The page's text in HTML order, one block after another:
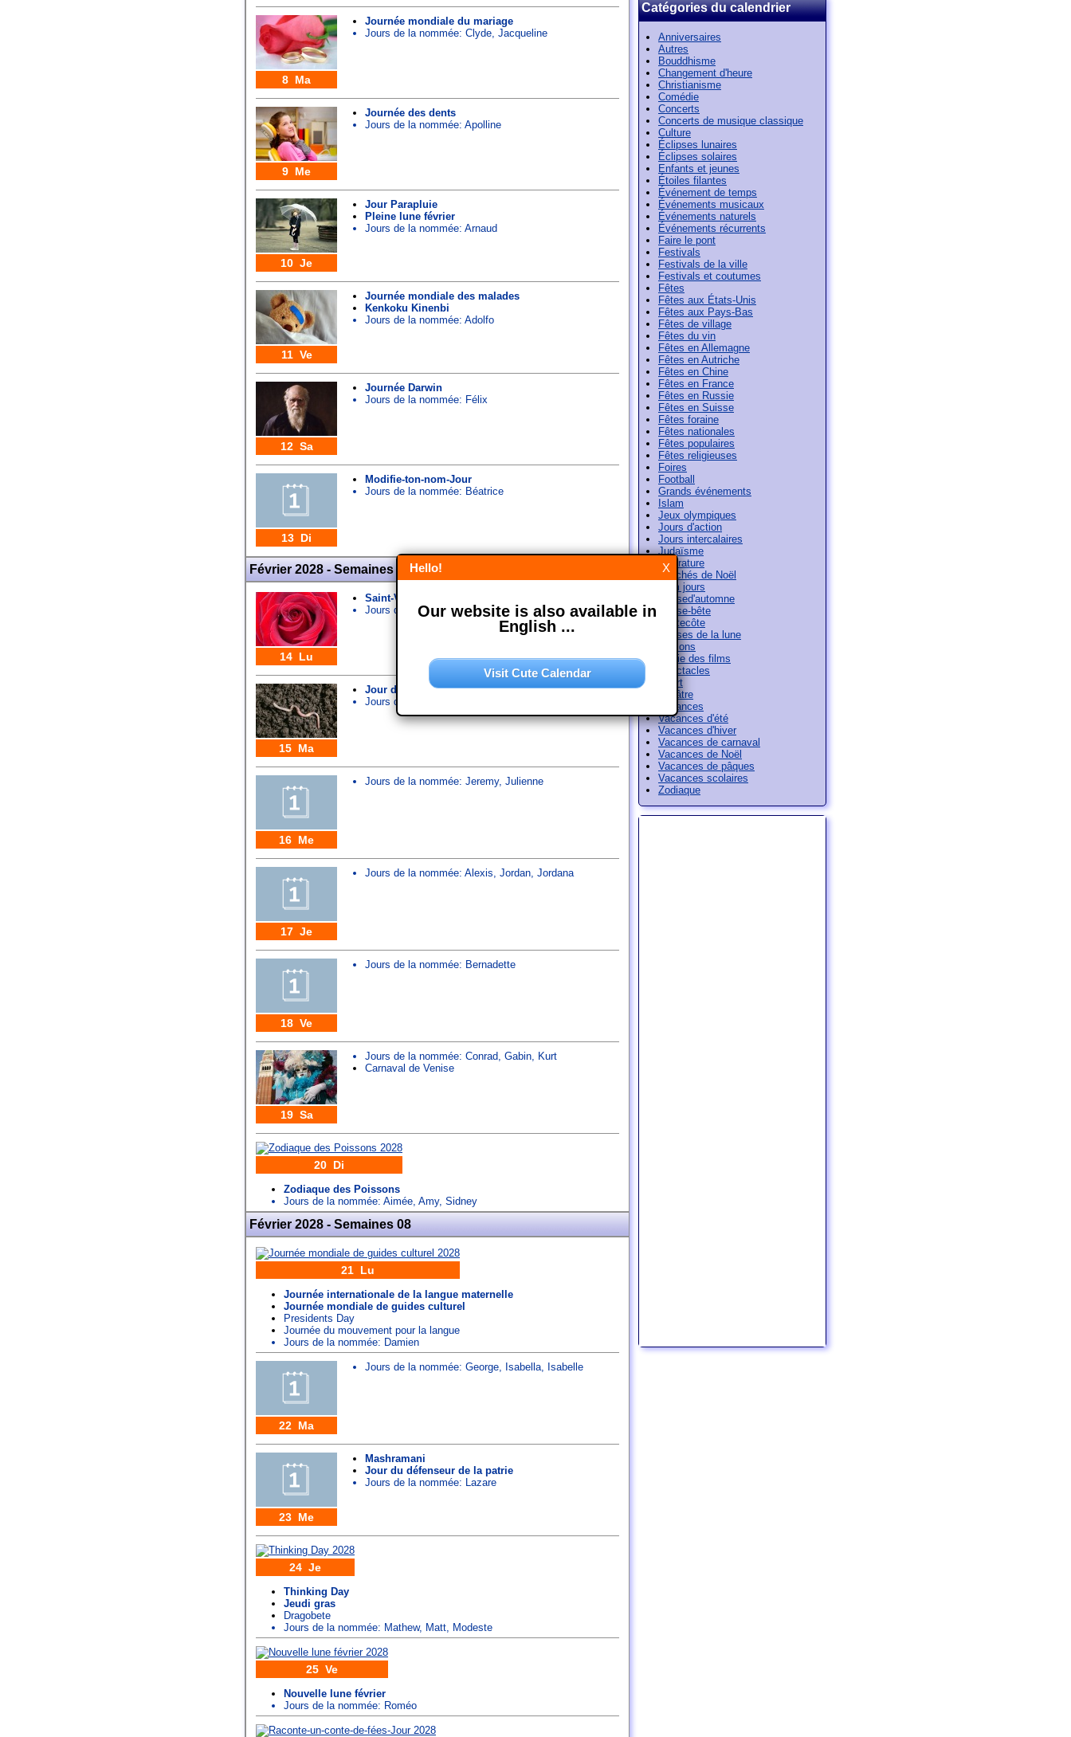
8 Ma
Journée mondiale du mariage
Jours de la nommée: Clyde, Jacqueline
9 Me
Journée des dents
Jours de la nommée: Apolline
10 Je
Jour Parapluie
Pleine lune février
Jours de la nommée: Arnaud
11 Ve
Journée mondiale des malades
Kenkoku Kinenbi
Jours de la nommée: Adolfo
12 Sa
Journée Darwin
Jours de la nommée: Félix
13 Di
Modifie-ton-nom-Jour
Jours de la nommée: Béatrice
Février 2028 - Semaines 07
14 Lu
Saint-Valentin
Jours de la nommée:Valentin,Valentine
15 Ma
Jour du ver de terre
Jours de la nommée:
16 Me
Jours de la nommée: Jeremy, Julienne
17 Je
Jours de la nommée: Alexis, Jordan, Jordana
18 Ve
Jours de la nommée: Bernadette
19 Sa
Jours de la nommée: Conrad, Gabin, Kurt
Carnaval de Venise
20 Di
Zodiaque des Poissons
Jours de la nommée: Aimée, Amy, Sidney
Février 2028 - Semaines 08
21 Lu
Journée internationale de la langue maternelle
Journée mondiale de guides culturel
Presidents Day
Journée du mouvement pour la langue
Jours de la nommée: Damien
22 Ma
Jours de la nommée: George, Isabella, Isabelle
23 Me
Mashramani
Jour du défenseur de la patrie
Jours de la nommée: Lazare
24 Je
Thinking Day
Jeudi gras
Dragobete
Jours de la nommée: Mathew, Matt, Modeste
25 Ve
Nouvelle lune février
Jours de la nommée: Roméo
Catégories du calendrier
Anniversaires
Autres
Bouddhisme
Changement d'heure
Christianisme
Comédie
Concerts
Concerts de musique classique
Culture
Éclipses lunaires
Éclipses solaires
Enfants et jeunes
Étoiles filantes
Événement de temps
Événements musicaux
Événements naturels
Événements récurrents
Faire le pont
Festivals
Festivals de la ville
Festivals et coutumes
Fêtes
Fêtes aux États-Unis
Fêtes aux Pays-Bas
Fêtes de village
Fêtes du vin
Fêtes en Allemagne
Fêtes en Autriche
Fêtes en Chine
Fêtes en France
Fêtes en Russie
Fêtes en Suisse
Fêtes foraine
Fêtes nationales
Fêtes populaires
Fêtes religieuses
Foires
Football
Grands événements
Islam
Jeux olympiques
Jours d'action
Jours intercalaires
Judaïsme
Littérature
Marchés de Noël
Nom jours
Paused'automne
Pense-bête
Pentecôte
Phases de la lune
Saisons
Sortie des films
Spectacles
Sport
Théâtre
Vacances
Vacances d'été
Vacances d'hiver
Vacances de carnaval
Vacances de Noël
Vacances de pâques
Vacances scolaires
Zodiaque
X
Hello!
Our website is also available in
English ...
Visit Cute Calendar